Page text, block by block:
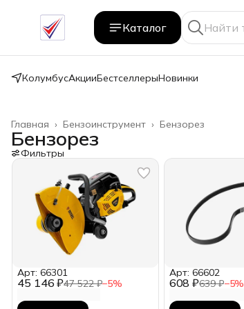
Каталог
КолумбусАкцииБестселлерыНовинки
Бензорез
Бензоинструмент ›
Главная ›
Бензорез
Фильтры
45 146 ₽47 522 ₽−5%
Арт: 66301
608 ₽639 ₽−5%
Арт: 66602